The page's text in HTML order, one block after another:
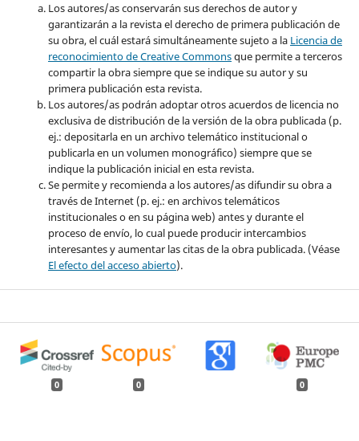
Los autores/as conservarán sus derechos de autor y
garantizarán a la revista el derecho de primera publicación de
su obra, el cuál estará simultáneamente sujeto a la Licencia de
reconocimiento de Creative Commonsque permite a terceros
compartir la obra siempre que se indique su autor y su
primera publicación esta revista.
Los autores/as podrán adoptar otros acuerdos de licencia no
exclusiva de distribución de la versión de la obra publicada (p.
ej.: depositarla en un archivo telemático institucional o
publicarla en un volumen monográfico) siempre que se
indique la publicación inicial en esta revista.
Se permite y recomienda a los autores/as difundir su obra a
través de Internet (p. ej.: en archivos telemáticos
institucionales o en su página web) antes y durante el
proceso de envío, lo cual puede producir intercambios
interesantes y aumentar las citas de la obra publicada. (Véase
El efecto del acceso abierto).
0 0 0